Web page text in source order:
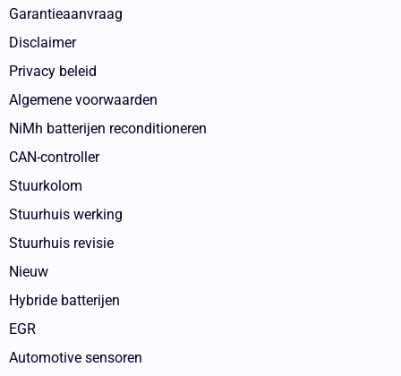
Garantieaanvraag
Disclaimer
Privacy beleid
Algemene voorwaarden
NiMh batterijen reconditioneren
CAN-controller
Stuurkolom
Stuurhuis werking
Stuurhuis revisie
Nieuw
Hybride batterijen
EGR
Automotive sensoren